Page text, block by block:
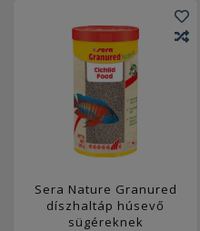
Sera Nature Granured
díszhaltáp húsevő
sügéreknek